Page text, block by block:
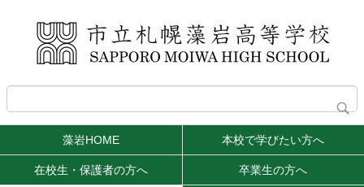
藻岩HOME 本校で学びたい方へ
在校生・保護者の方へ 卒業生の方へ